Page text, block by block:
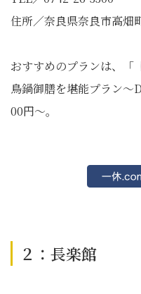
住所／奈良県奈良市高畑
おすすめのプランは、「
鳥鍋御膳を堪能プラン
00円～。
２：長楽館